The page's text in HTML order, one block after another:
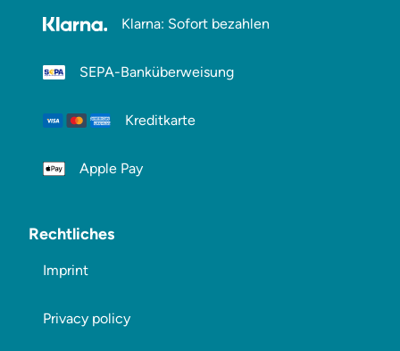
Klarna: Sofort bezahlen
SEPA-Banküberweisung
Kreditkarte
Apple Pay
Rechtliches
Imprint
Privacy policy